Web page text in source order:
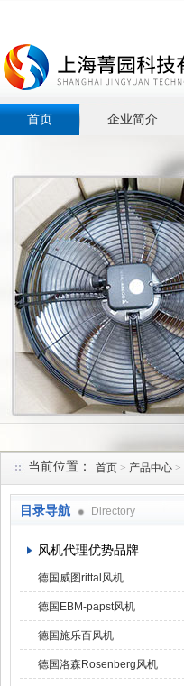
首页 企业简介
当前位置： 首页 > 产品中心 >
目录导航 Directory
风机代理优势品牌
德国威图rittal风机
德国EBM-papst风机
德国施乐百风机
德国洛森Rosenberg风机